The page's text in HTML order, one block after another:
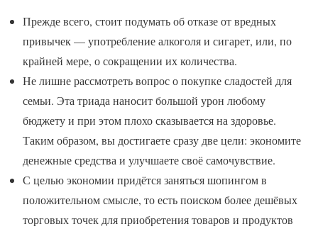
Прежде всего, стоит подумать об отказе от вредных
привычек — употребление алкоголя и сигарет, или, по
крайней мере, о сокращении их количества.
Не лишне рассмотреть вопрос о покупке сладостей для
семьи. Эта триада наносит большой урон любому
бюджету и при этом плохо сказывается на здоровье.
Таким образом, вы достигаете сразу две цели: экономите
денежные средства и улучшаете своё самочувствие.
С целью экономии придётся заняться шопингом в
положительном смысле, то есть поиском более дешёвых
торговых точек для приобретения товаров и продуктов